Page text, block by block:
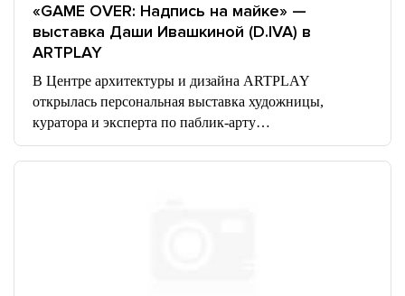
«GAME OVER: Надпись на майке» —
выставка Даши Ивашкиной (D.IVA) в
ARTPLAY
В Центре архитектуры и дизайна ARTPLAY
открылась персональная выставка художницы,
куратора и эксперта по паблик-арту…